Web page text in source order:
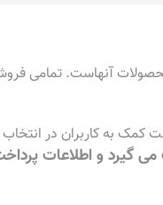
آنهاست. تمامی
به کاربران در
گیرد و اطلاعات